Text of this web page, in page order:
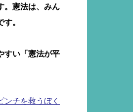
。憲法は、みん
。
すい「憲法が平
ンチを救うぼく